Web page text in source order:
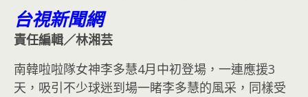
台視新聞網
責任編輯／林湘芸
南韓啦啦隊女神李多慧4月中初登場，一連應援3
天，吸引不少球迷到場一睹李多慧的風采，同樣受